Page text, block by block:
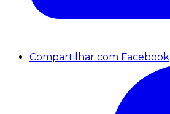
Compartilhar com Facebook